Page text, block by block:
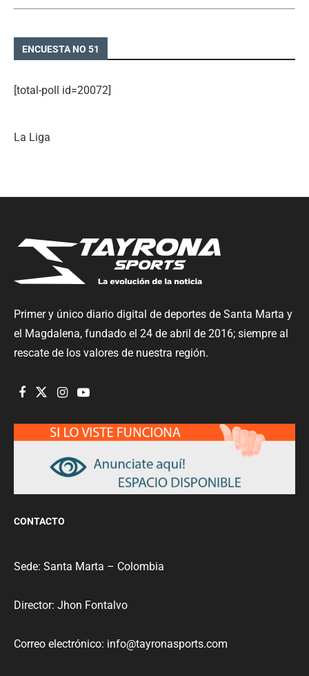
ENCUESTA NO 51
[total-poll id=20072]
La Liga
Primer y único diario digital de deportes de Santa Marta y
el Magdalena, fundado el 24 de abril de 2016; siempre al
rescate de los valores de nuestra región.
CONTACTO
Sede: Santa Marta – Colombia
Director: Jhon Fontalvo
Correo electrónico: info@tayronasports.com